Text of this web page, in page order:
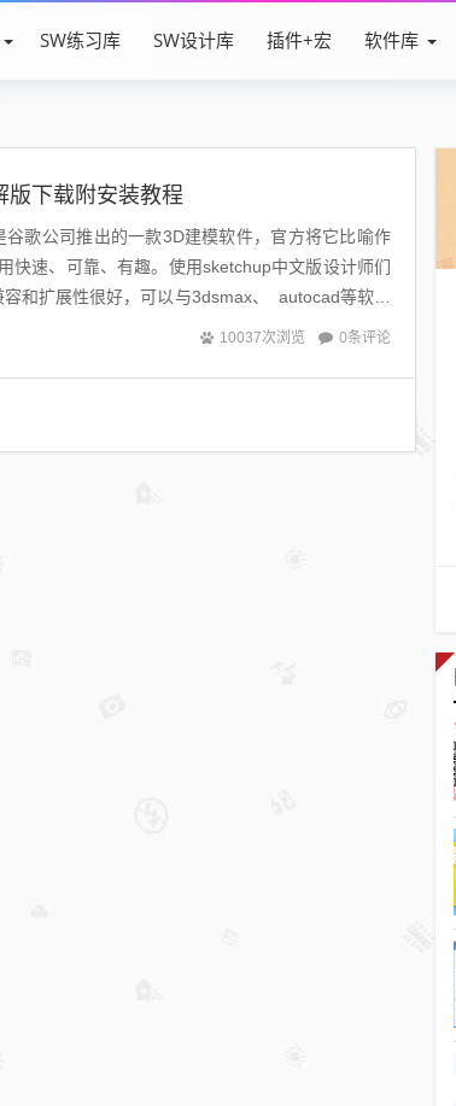
SW练习库 SW设计库 插件+宏 软件库
下载附安装教程
歌公司推出的一款3D建模软件，官方将它比喻作
快速、可靠、有趣。使用sketchup中文版设计师们
和扩展性很好，可以与3dsmax、 autocad等软件
10037次浏览 0条评论